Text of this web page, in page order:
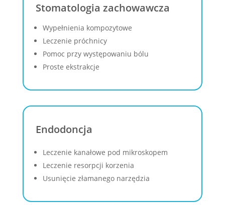
Stomatologia zachowawcza
Wypełnienia kompozytowe
Leczenie próchnicy
Pomoc przy występowaniu bólu
Proste ekstrakcje
Endodoncja
Leczenie kanałowe pod mikroskopem
Leczenie resorpcji korzenia
Usunięcie złamanego narzędzia